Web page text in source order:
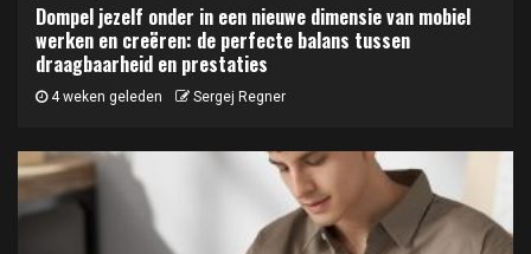
Dompel jezelf onder in een nieuwe dimensie van mobiel
werken en creëren: de perfecte balans tussen
draagbaarheid en prestaties
4 weken geleden Sergej Regner